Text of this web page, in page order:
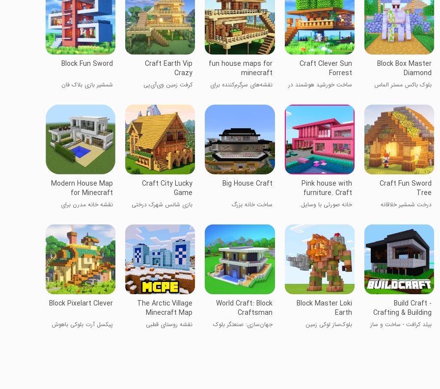
Block Box Master
Diamond
بلوک باکس مستر الماس
Craft Clever Sun
Forrest
ساخت خورشید هوشمند در
fun house maps for
minecraft
نقشه‌های سرگرم‌کننده برای
Craft Earth Vip
Crazy
کرفت زمین وی‌آی‌پی
Block Fun Sword
شمشیر بازی بلاک فان
Craft Fun Sword
Tree
درخت شمشیر خلاقانه
Pink house with
furniture. Craft
maps and mods
خانه صورتی با وسایل.
Big House Craft
ساخت خانه بزرگ
Craft City Lucky
Game
بازی شانس شهرک درختی
Modern House Map
for Minecraft
نقشه خانه مدرن برای
Build Craft -
Crafting & Building
3D Games
بیلد کرافت - ساخت و ساز
Block Master Loki
Earth
بلوک‌ساز لوکی زمین
World Craft: Block
Craftsman
جهان‌سازی: صنعتگر بلوک
The Arctic Village
Minecraft Map
نقشه روستای قطبی
Block Pixelart Clever
پیکسل آرت بلوکی باهوش